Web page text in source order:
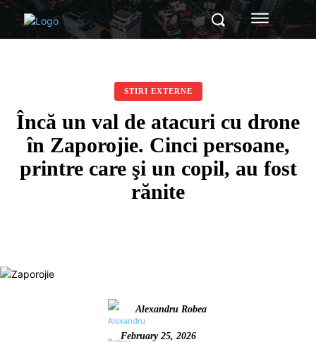
STIRI EXTERNE
Încă un val de atacuri cu drone
în Zaporojie. Cinci persoane,
printre care şi un copil, au fost
rănite
Alexandru Robea
February 25, 2026